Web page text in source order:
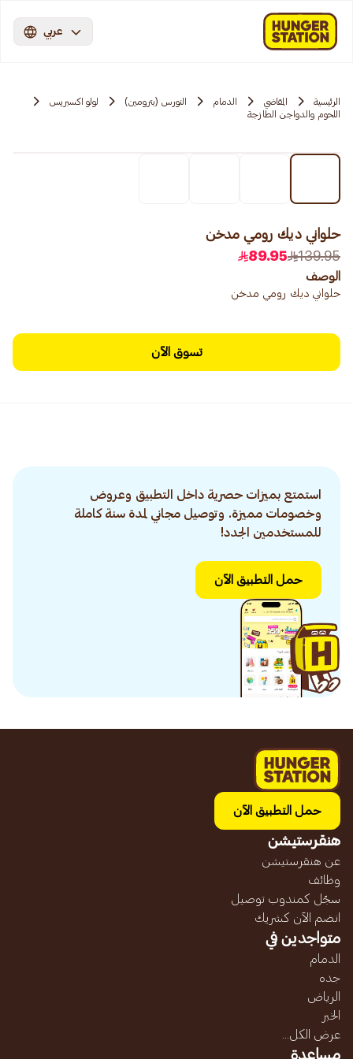
عربي
الرئيسية المقاضي الدمام النورس (بترومين)
لولو اكسبريس
اللحوم والدواجن الطازجة
حلواني ديك رومي مدخن
139.95
89.95
الوصف
حلواني ديك رومي مدخن
تسوق الآن
استمتع بميزات حصرية داخل التطبيق وعروض
وخصومات مميزة. وتوصيل مجاني لمدة سنة كاملة
للمستخدمين الجدد!
حمل التطبيق الآن
حمل التطبيق الآن
هنقرستيشن
عن هنقرستيشن
وظائف
سجّل كمندوب توصيل
انضم الآن كشريك
متواجدين في
الدمام
جده
الرياض
الخبر
عرض الكل...
مساعدة